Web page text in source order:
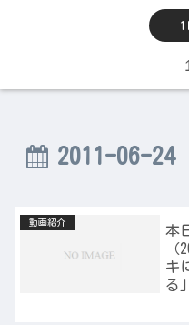
1
2011-06-24
動画紹介
本
キ
る